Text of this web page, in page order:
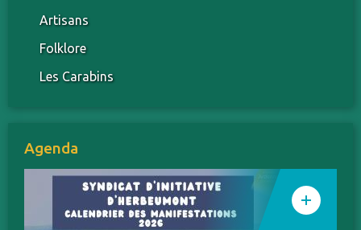
Artisans
Folklore
Les Carabins
Agenda